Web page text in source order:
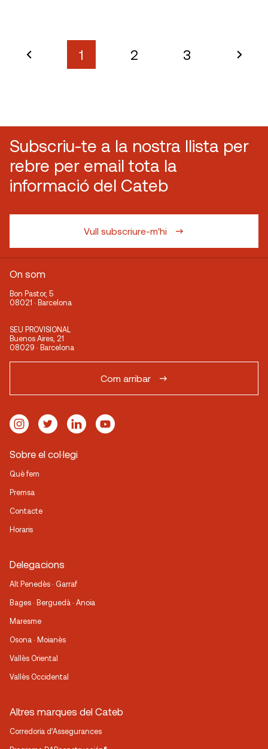
1 2 3
Subscriu-te a la nostra llista per
rebre per email tota la
informació del Cateb
Vull subscriure-m'hi
On som
Bon Pastor, 5
08021 · Barcelona
SEU PROVISIONAL
Buenos Aires, 21
08029 · Barcelona
Com arribar
Sobre el col·legi
Què fem
Premsa
Contacte
Horaris
Delegacions
Alt Penedès · Garraf
Bages · Berguedà · Anoia
Maresme
Osona · Moianès
Vallès Oriental
Vallès Occidental
Altres marques del Cateb
Corredoria d’Assegurances